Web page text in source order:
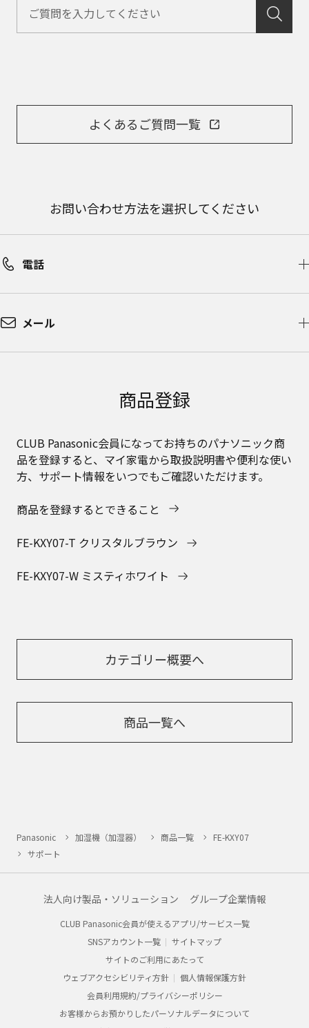
よくあるご質問一覧
お問い合わせ方法を選択してください
電話
メール
商品登録
CLUB Panasonic会員になってお持ちのパナソニック商
品を登録すると、マイ家電から取扱説明書や便利な使い
方、サポート情報をいつでもご確認いただけます。
商品を登録するとできること
FE-KXY07-T クリスタルブラウン
FE-KXY07-W ミスティホワイト
カテゴリー概要へ
商品一覧へ
Panasonic 加湿機（加湿器） 商品一覧
FE-KXY07
サポート
法人向け製品・ソリューション グループ企業情報
CLUB Panasonic会員が使えるアプリ/サービス一覧
SNSアカウント一覧
サイトマップ
サイトのご利用にあたって
ウェブアクセシビリティ方針
個人情報保護方針
会員利用規約/プライバシーポリシー
お客様からお預かりしたパーソナルデータについて